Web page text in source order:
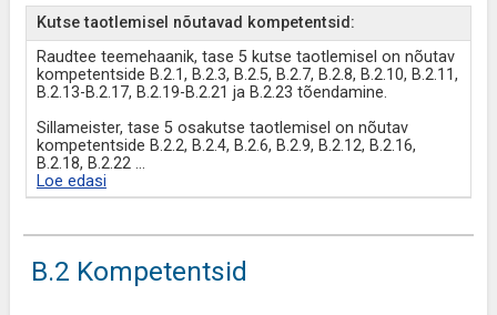
Kutse taotlemisel nõutavad kompetentsid:
Raudtee teemehaanik, tase 5 kutse taotlemisel on nõutav
kompetentside B.2.1, B.2.3, B.2.5, B.2.7, B.2.8, B.2.10, B.2.11,
B.2.13-B.2.17, B.2.19-B.2.21 ja B.2.23 tõendamine.
Sillameister, tase 5 osakutse taotlemisel on nõutav
kompetentside B.2.2, B.2.4, B.2.6, B.2.9, B.2.12, B.2.16,
B.2.18, B.2.22 ...
Loe edasi
B.2 Kompetentsid